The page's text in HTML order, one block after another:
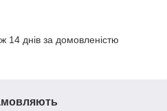
14 днів за домовленістю